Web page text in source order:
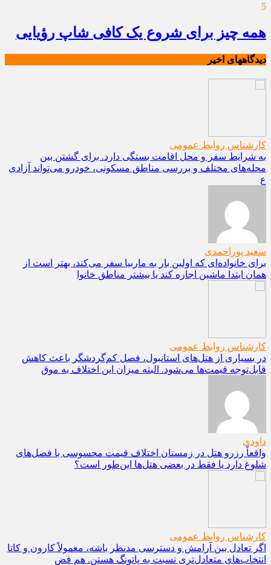
5
همه چیز برای شروع یک کافی شاپ رؤیایی
دیدگاههای اخیر
کارشناس روابط عمومی
به شرایط سفر و محل اقامت بستگی دارد. برای گشتن بین
محله‌های مختلف و بررسی مناطق مسکونی، خودرو می‌تواند آزادی
ع
سعید پوراحمدی
برای خانواده‌ای که اولین بار به ماربیا سفر می‌کند، بهتر است از
همان ابتدا ماشین اجاره کند یا بیشتر مناطق خانوا
کارشناس روابط عمومی
در بسیاری از هتل‌های استانبول، فصل کم‌گردشگر باعث کاهش
قابل‌توجه قیمت‌ها می‌شود. البته میزان این اختلاف به موق
داودی
واقعاً رزرو هتل در زمستان اختلاف قیمت محسوسی با فصل‌های
شلوغ دارد یا فقط در بعضی هتل‌ها این‌طور است؟
کارشناس روابط عمومی
اگر تعادل بین آرامش و دسترسی مدنظر باشه، معمولاً کارون و کاتا
انتخاب‌های متعادل‌تری نسبت به پاتونگ هستن. هم فض